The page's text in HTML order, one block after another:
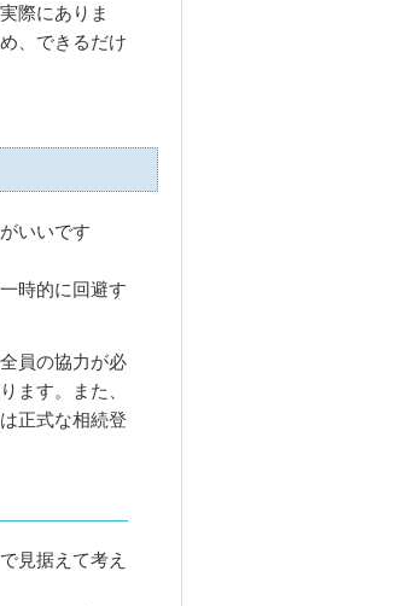
際にありま
、できるだけ
いいです
時的に回避す
員の協力が必
ます。また、
正式な相続登
見据えて考え